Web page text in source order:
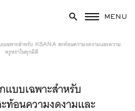
MENU
บเฉพาะสำหรับ KSANA สะท้อนความงดงามและความ
หรูหราในทุกมิติ⁣
แบบเฉพาะสำหรับ
อนความงดงามและ